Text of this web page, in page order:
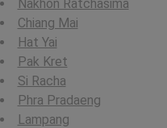
Nakhon Ratchasima
Chiang Mai
Hat Yai
Pak Kret
Si Racha
Phra Pradaeng
Lampang